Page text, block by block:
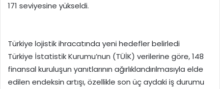
171 seviyesine yükseldi.
Türkiye lojistik ihracatında yeni hedefler belirledi
Türkiye İstatistik Kurumu’nun (TÜİK) verilerine göre, 148
finansal kuruluşun yanıtlarının ağırlıklandırılmasıyla elde
edilen endeksin artışı, özellikle son üç aydaki iş durumu